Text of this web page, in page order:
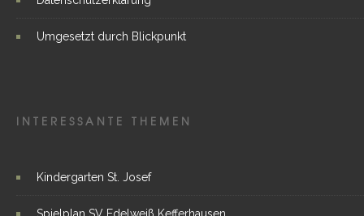
Umgesetzt durch Blickpunkt
INTERESSANTE THEMEN
Kindergarten St. Josef